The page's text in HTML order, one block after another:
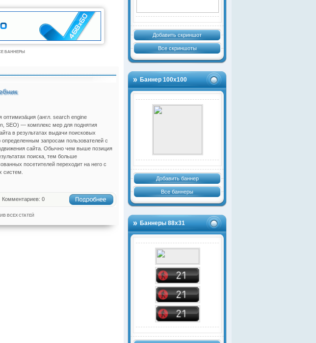
Добавить скриншот
Все скриншоты
Баннер 100х100
Добавить баннер
Все баннеры
Баннеры 88х31
БАННЕРЫ
оптимиза́ция (англ. search engine
SEO) — комплекс мер для поднятия
в результатах выдачи поисковых
определенным запросам пользователей с
сайта. Обычно чем выше позиция
поиска, тем больше
посетителей переходит на него с
систем.
Комментариев: 0
ВСЕХ СТАТЕЙ